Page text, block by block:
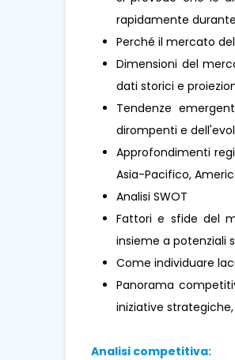
rapidamente
Perché il mercato
Dimensioni del
dati storici e
Tendenze
dirompenti e
Approfondimenti
Asia-Pacifico,
Analisi SWOT
Fattori e sfide del
insieme a potenziali
Come individuare
Panorama
iniziative
Analisi competitiva: